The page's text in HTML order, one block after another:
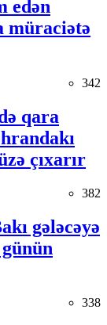
edən
müraciətə
342
qara
çıxarır
382
gələcəyə
338